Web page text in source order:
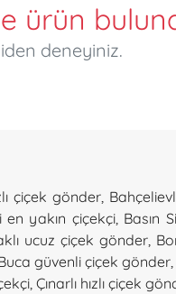
ürün
deneyiniz.
çiçek gönder,
en yakın çiçekçi, Basın
ucuz çiçek gönder,
güvenli çiçek gönder,
, Çınarlı hızlı çiçek